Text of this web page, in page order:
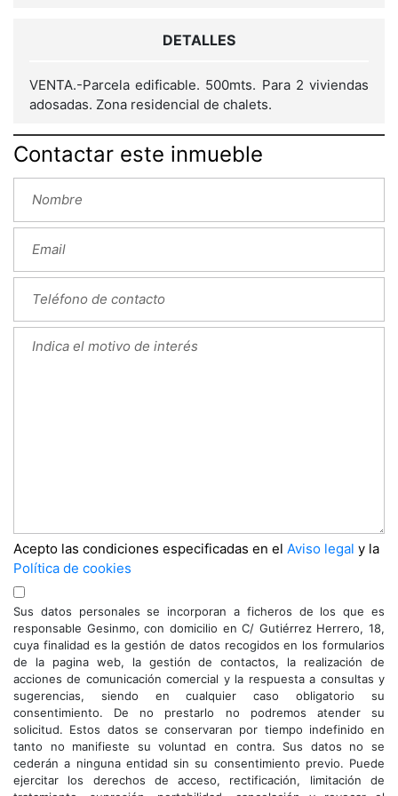
DETALLES
VENTA.-Parcela edificable. 500mts. Para 2 viviendas
adosadas. Zona residencial de chalets.
Contactar este inmueble
Acepto las condiciones especificadas en el Aviso legal y la
Política de cookies
Sus datos personales se incorporan a ficheros de los que es
responsable Gesinmo, con domicilio en C/ Gutiérrez Herrero, 18,
cuya finalidad es la gestión de datos recogidos en los formularios
de la pagina web, la gestión de contactos, la realización de
acciones de comunicación comercial y la respuesta a consultas y
sugerencias, siendo en cualquier caso obligatorio su
consentimiento. De no prestarlo no podremos atender su
solicitud. Estos datos se conservaran por tiempo indefinido en
tanto no manifieste su voluntad en contra. Sus datos no se
cederán a ninguna entidad sin su consentimiento previo. Puede
ejercitar los derechos de acceso, rectificación, limitación de